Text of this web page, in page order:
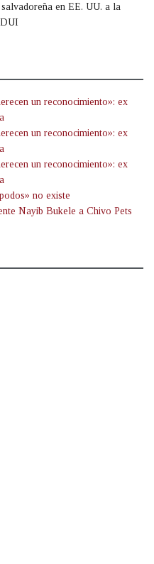
en EE. UU. a la
un reconocimiento»: ex
un reconocimiento»: ex
un reconocimiento»: ex
no existe
Nayib Bukele a Chivo Pets